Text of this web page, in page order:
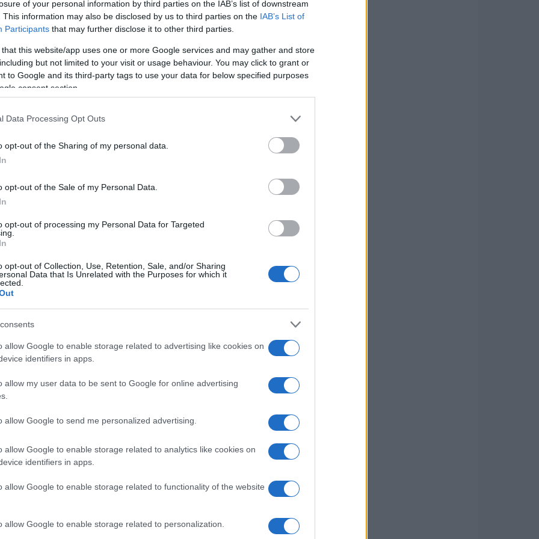
of your personal information by third parties on the IAB’s list of downstream
This information may also be disclosed by us to third parties on the IAB’s List of
Participants that may further disclose it to other third parties.
that this website/app uses one or more Google services and may gather and store
but not limited to your visit or usage behaviour. You may click to grant or
to Google and its third-party tags to use your data for below specified purposes
consent section.
Data Processing Opt Outs
opt-out of the Sharing of my personal data.
opt-out of the Sale of my Personal Data.
opt-out of processing my Personal Data for Targeted
opt-out of Collection, Use, Retention, Sale, and/or Sharing
Data that Is Unrelated with the Purposes for which it
allow Google to enable storage related to advertising like cookies on
identifiers in apps.
allow my user data to be sent to Google for online advertising
allow Google to send me personalized advertising.
allow Google to enable storage related to analytics like cookies on
identifiers in apps.
allow Google to enable storage related to functionality of the website
allow Google to enable storage related to personalization.
ha dato il via a una settimana ricca di
atleti provenienti da 45 nazioni.
in diverse discipline invernali, tra cui
non solo metteranno alla prova le abilità
per i partecipanti di vivere un’esperienza
Marta Bellotti
italiana, pronta a dare il massimo in ogni gara.
Si inizia già domani con le gare di
italiani. Le competizioni di sci di fondo
che spaziano dalle individuali alle staffette.
per gli atleti, ma anche per le nazioni che li
gare da parte della tv del CONI permetterà